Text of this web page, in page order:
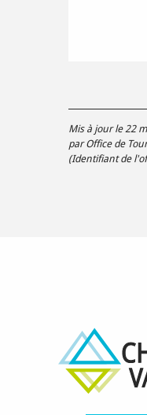
Mis à jour le 22
par Office de
(Identifiant de